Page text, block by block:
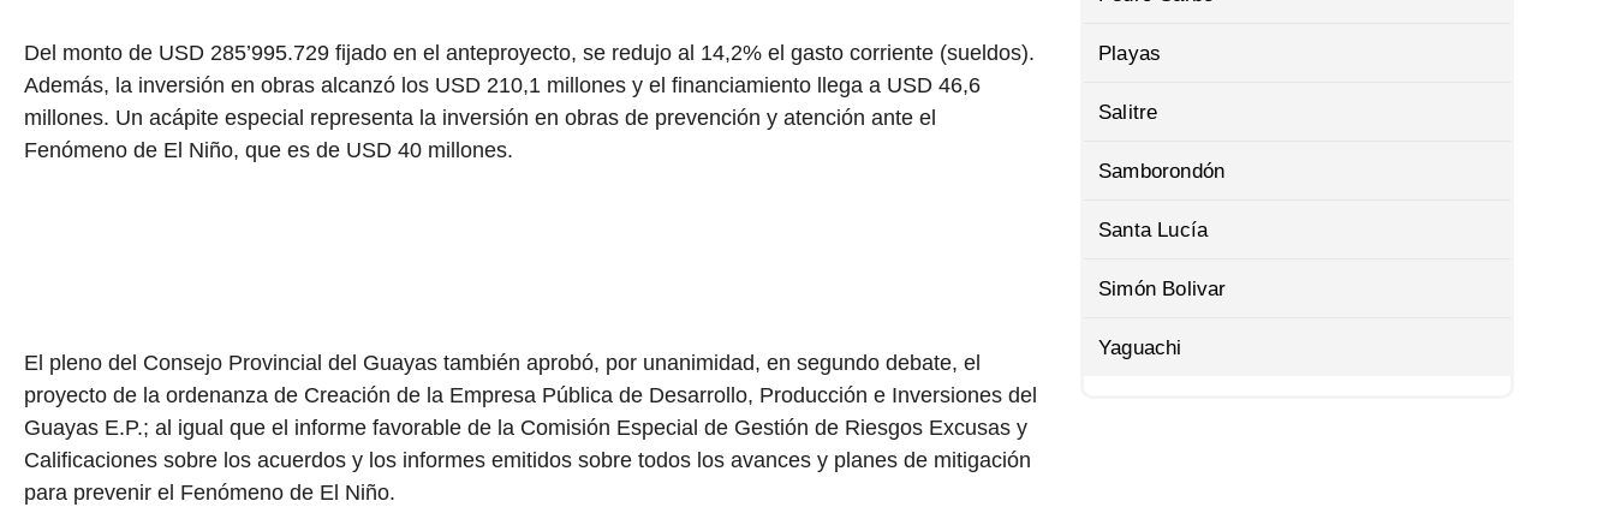
Del monto de USD 285’995.729 fijado en el anteproyecto, se redujo al 14,2% el gasto corriente (sueldos).
Además, la inversión en obras alcanzó los USD 210,1 millones y el financiamiento llega a USD 46,6
millones. Un acápite especial representa la inversión en obras de prevención y atención ante el
Fenómeno de El Niño, que es de USD 40 millones.
El pleno del Consejo Provincial del Guayas también aprobó, por unanimidad, en segundo debate, el
proyecto de la ordenanza de Creación de la Empresa Pública de Desarrollo, Producción e Inversiones del
Guayas E.P.; al igual que el informe favorable de la Comisión Especial de Gestión de Riesgos Excusas y
Calificaciones sobre los acuerdos y los informes emitidos sobre todos los avances y planes de mitigación
para prevenir el Fenómeno de El Niño.
Playas
Salitre
Samborondón
Santa Lucía
Simón Bolivar
Yaguachi